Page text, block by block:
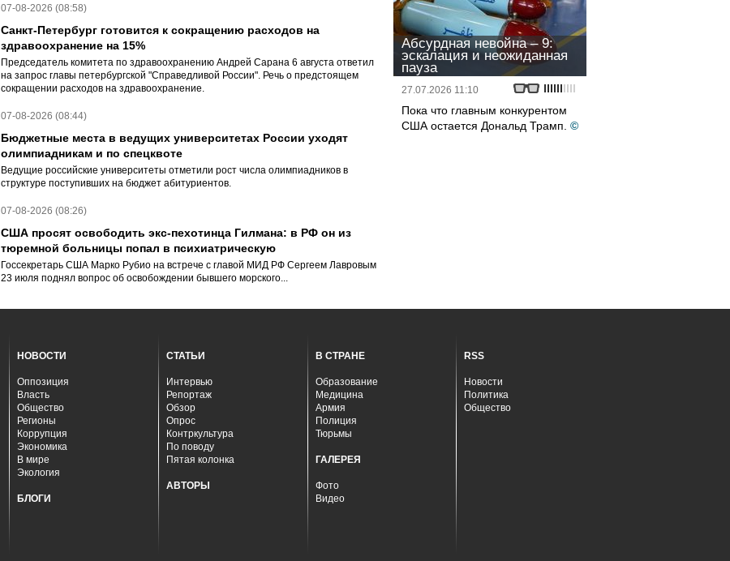
07-08-2026 (08:58)
Санкт-Петербург готовится к сокращению расходов на
здравоохранение на 15%
Председатель комитета по здравоохранению Андрей Сарана 6 августа ответил
на запрос главы петербургской "Справедливой России". Речь о предстоящем
сокращении расходов на здравоохранение.
07-08-2026 (08:44)
Бюджетные места в ведущих университетах России уходят
олимпиадникам и по спецквоте
Ведущие российские университеты отметили рост числа олимпиадников в
структуре поступивших на бюджет абитуриентов.
07-08-2026 (08:26)
США просят освободить экс-пехотинца Гилмана: в РФ он из
тюремной больницы попал в психиатрическую
Госсекретарь США Марко Рубио на встрече с главой МИД РФ Сергеем Лавровым
23 июля поднял вопрос об освобождении бывшего морского...
Абсурдная невойна – 9:
эскалация и неожиданная
пауза
27.07.2026 11:10
Пока что главным конкурентом
США остается Дональд Трамп. ©
НОВОСТИ
Оппозиция
Власть
Общество
Регионы
Коррупция
Экономика
В мире
Экология
БЛОГИ
СТАТЬИ
Интервью
Репортаж
Обзор
Опрос
Контркультура
По поводу
Пятая колонка
АВТОРЫ
В СТРАНЕ
Образование
Медицина
Армия
Полиция
Тюрьмы
ГАЛЕРЕЯ
Фото
Видео
RSS
Новости
Политика
Общество